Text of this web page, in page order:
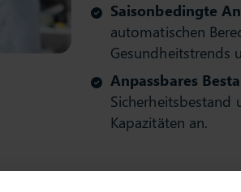
Saisonbedingte
automatischen
Gesundheitstrends
Anpassbares
Sicherheitsbestand
Kapazitäten an.